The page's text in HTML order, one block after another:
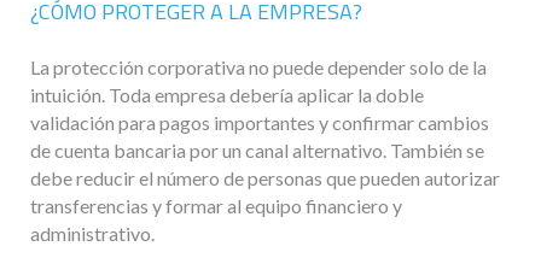
¿CÓMO PROTEGER A LA EMPRESA?
La protección corporativa no puede depender solo de la
intuición. Toda empresa debería aplicar la doble
validación para pagos importantes y confirmar cambios
de cuenta bancaria por un canal alternativo. También se
debe reducir el número de personas que pueden autorizar
transferencias y formar al equipo financiero y
administrativo.